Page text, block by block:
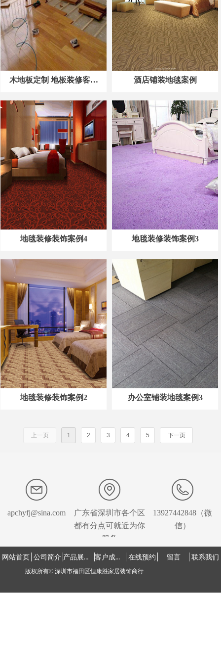
木地板定制 地板装修客户
酒店铺装地毯案例
地毯装修装饰案例4 地毯装修装饰案例3
地毯装修装饰案例2 办公室铺装地毯案例3
上一页 1 2 3 4 5 下一页
网站首页 公司简介 产品展示中心 客户成功案例 在线预约 留言 联系我们
版权所有© 深圳市福田区恒康胜家居装饰商行
apchyfj@sina.com
广东省深圳市各个区
都有分点可就近为你
服务
13927442848（微
信）